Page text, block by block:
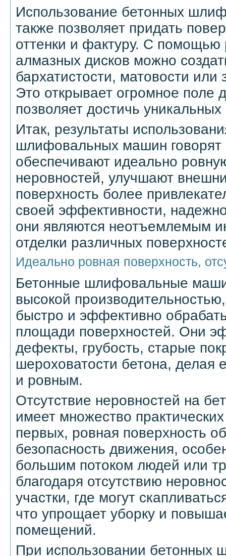
Использование бетонных
также позволяет придать
оттенки и фактуру. С помощью
алмазных дисков можно
бархатистости, матовости или
Это открывает огромное поле
позволяет достичь уникальных
Итак, результаты
шлифовальных машин говорят
обеспечивают идеально
неровностей, улучшают
поверхность более
своей эффективности,
они являются неотъемлемым
отделки различных
Идеально ровная поверхность,
Бетонные шлифовальные
высокой
быстро и эффективно
площади поверхностей. Они
дефекты, грубость, старые
шероховатости бетона, делая
и ровным.
Отсутствие неровностей на
имеет множество
первых, ровная поверхность
безопасность движения,
большим потоком людей или
благодаря отсутствию
участки, где могут
что упрощает уборку и
помещений.
При использовании